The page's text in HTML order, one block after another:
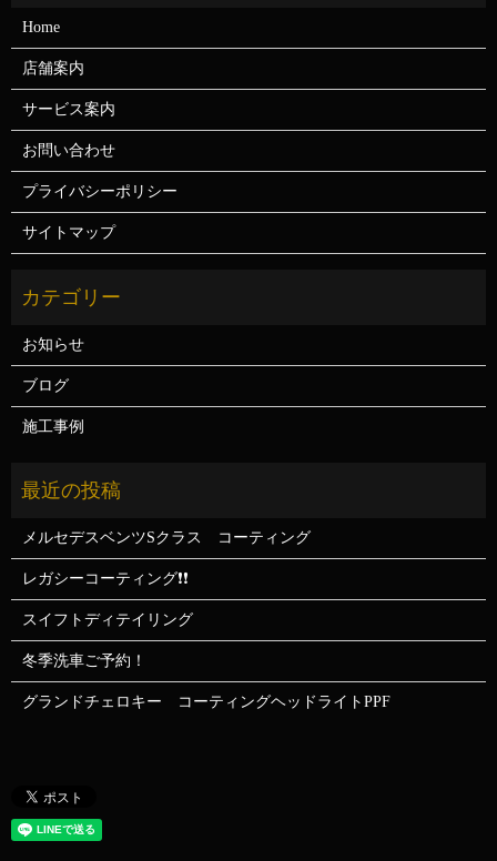
Home
店舗案内
サービス案内
お問い合わせ
プライバシーポリシー
サイトマップ
お知らせ
ブログ
施工事例
メルセデスベンツSクラス コーティング
レガシーコーティング❗❗
スイフトディテイリング
冬季洗車ご予約！
グランドチェロキー コーティングヘッドライトPPF